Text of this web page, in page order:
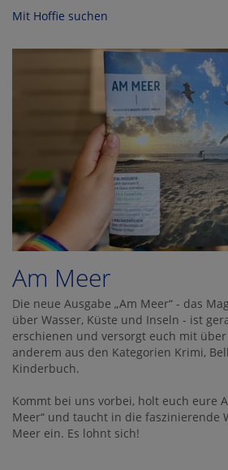
Mit Hoffie suchen
Am Meer
Die neue Ausgabe „Am Meer“ - das
über Wasser, Küste und Inseln - ist
erschienen und versorgt euch mit
anderem aus den Kategorien Krimi,
Kinderbuch.
Kommt bei uns vorbei, holt euch eure
Meer“ und taucht in die faszinierende
Meer ein. Es lohnt sich!